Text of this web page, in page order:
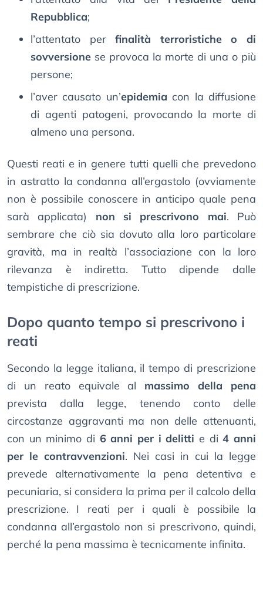
Repubblica;
l’attentato perfinalità terroristiche o di
sovversione se provoca la morte di una o più
persone;
l’aver causato un’epidemia con la diffusione
di agenti patogeni, provocando la morte di
almeno una persona.
Questi reati e in genere tutti quelli che prevedono
in astratto la condanna all’ergastolo (ovviamente
non è possibile conoscere in anticipo quale pena
sarà applicata) non si prescrivono mai. Può
sembrare che ciò sia dovuto alla loro particolare
gravità, ma in realtà l’associazione con la loro
rilevanza è indiretta. Tutto dipende dalle
tempistiche di prescrizione.
Dopo quanto tempo si prescrivono i
reati
Secondo la legge italiana, il tempo di prescrizione
di un reato equivale al massimo della pena
prevista dalla legge, tenendo conto delle
circostanze aggravanti ma non delle attenuanti,
con un minimo di 6 anni per i delitti e di4 anni
per le contravvenzioni. Nei casi in cui la legge
prevede alternativamente la pena detentiva e
pecuniaria, si considera la prima per il calcolo della
prescrizione. I reati per i quali è possibile la
condanna all’ergastolo non si prescrivono, quindi,
perché la pena massima è tecnicamente infinita.